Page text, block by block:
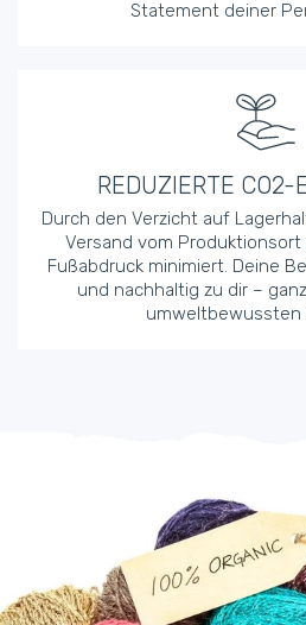
Statement deiner
REDUZIERTE CO2-
Durch den Verzicht auf
Versand vom Produktionsort
Fußabdruck minimiert. Deine
und nachhaltig zu dir –
umweltbewussten